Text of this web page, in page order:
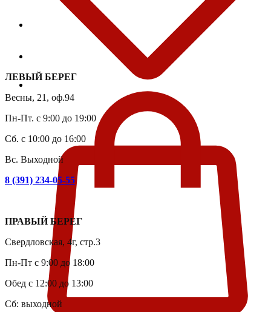
ЛЕВЫЙ БЕРЕГ
Весны, 21, оф.94
Пн-Пт. с 9:00 до 19:00
Сб. с 10:00 до 16:00
Вс. Выходной
8 (391) 234-05-55
ПРАВЫЙ БЕРЕГ
Свердловская, 4г, стр.3
Пн-Пт с 9:00 до 18:00
Обед с 12:00 до 13:00
Сб: выходной